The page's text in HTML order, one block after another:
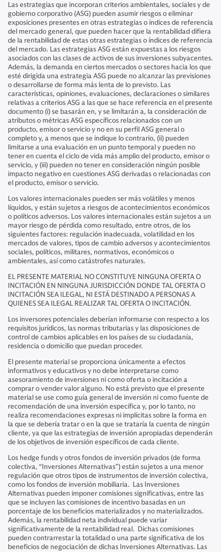
Las estrategias que incorporan criterios ambientales, sociales y de
gobierno corporativo (ASG) pueden asumir riesgos o eliminar
exposiciones presentes en otras estrategias o índices de referencia
del mercado general, que pueden hacer que la rentabilidad difiera
de la rentabilidad de estas otras estrategias o índices de referencia
del mercado. Las estrategias ASG están expuestas a los riesgos
asociados con las clases de activos de sus inversiones subyacentes.
Además, la demanda en ciertos mercados o sectores hacia los que
esté dirigida una estrategia ASG puede no alcanzar las previsiones
o desarrollarse de forma más lenta de lo previsto. Las
características, opiniones, evaluaciones, declaraciones o similares
relativas a criterios ASG a las que se hace referencia en el presente
documento (i) se basarán en, y se limitarán a, la consideración de
atributos o métricas ASG específicos relacionados con un
producto, emisor o servicio y no en su perfil ASG general o
completo y, a menos que se indique lo contrario, (ii) pueden
limitarse a una evaluación en un punto temporal y pueden no
tener en cuenta el ciclo de vida más amplio del producto, emisor o
servicio, y (iii) pueden no tener en consideración ningún posible
impacto negativo en cuestiones ASG derivadas o relacionadas con
el producto, emisor o servicio.
Los valores internacionales pueden ser más volátiles y menos
líquidos, y están sujetos a riesgos de acontecimientos económicos
o políticos adversos. Los valores internacionales están sujetos a un
mayor riesgo de pérdida como resultado, entre otros, de los
siguientes factores: regulación inadecuada, volatilidad en los
mercados de valores, tipos de cambio adversos y acontecimientos
sociales, políticos, militares, normativos, económicos o
ambientales, así como catástrofes naturales.
EL PRESENTE MATERIAL NO CONSTITUYE NINGUNA OFERTA O
INCITACIÓN EN NINGUNA JURISDICCIÓN DONDE TAL OFERTA O
INCITACIÓN SEA ILEGAL, NI ESTÁ DESTINADO A PERSONAS A
QUIENES SEA ILEGAL REALIZAR TAL OFERTA O INCITACIÓN.
Los inversores potenciales deberían informarse con respecto a los
requisitos jurídicos, las normas tributarias y las disposiciones de
control de cambios aplicables en los países de su ciudadanía,
residencia o domicilio que puedan proceder.
El presente material se proporciona únicamente a efectos
informativos y educativos y no debe interpretarse como
asesoramiento de inversiones ni como oferta o incitación a
comprar o vender valor alguno. No está previsto que el presente
material se use como guía general de inversión ni como fuente de
recomendación de una inversión específica y, por lo tanto, no
realiza recomendaciones expresas ni implícitas sobre la forma en
la que se debería tratar o en la que se trataría la cuenta de ningún
cliente, ya que las estrategias de inversión apropiadas dependerán
de los objetivos de inversión específicos de cada cliente.
Los hedge funds y otros fondos de inversión privados (de forma
colectiva, “Inversiones Alternativas”) están sujetos a una menor
regulación que otros tipos de instrumentos de inversión colectiva,
como los fondos de inversión mobiliaria. Las Inversiones
Alternativas pueden imponer comisiones significativas, entre las
que se incluyen las comisiones de incentivo basadas en un
porcentaje de los beneficios materializados y no materializados.
Además, la rentabilidad neta individual puede variar
significativamente de la rentabilidad real. Dichas comisiones
pueden contrarrestar la totalidad o una parte significativa de los
beneficios de negociación de dichas Inversiones Alternativas. Las